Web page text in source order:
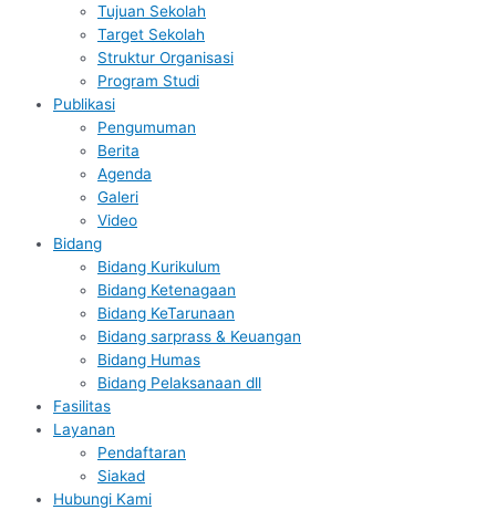
Tujuan Sekolah
Target Sekolah
Struktur Organisasi
Program Studi
Publikasi
Pengumuman
Berita
Agenda
Galeri
Video
Bidang
Bidang Kurikulum
Bidang Ketenagaan
Bidang KeTarunaan
Bidang sarprass & Keuangan
Bidang Humas
Bidang Pelaksanaan dll
Fasilitas
Layanan
Pendaftaran
Siakad
Hubungi Kami